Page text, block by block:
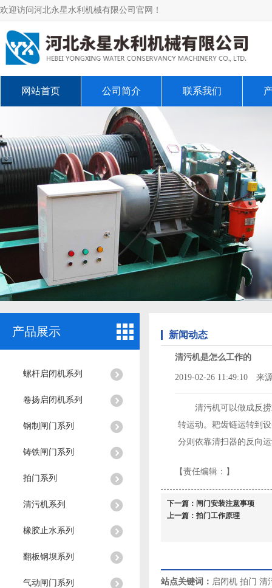
欢迎访问河北永星水利机械有限公司官网！
网站首页 公司简介 联系我们
产品展示
螺杆启闭机系列
卷扬启闭机系列
钢制闸门系列
铸铁闸门系列
拍门系列
清污机系列
橡胶止水系列
翻板钢坝系列
气动闸门系列
新闻动态
清污机是怎么工作的
2019-02-26 11:49:10 来
清污机可以做成反
转运动。耙齿链运转到
分则依靠清扫器的反向
【责任编辑： 】
下一篇： 闸门安装注意事项
上一篇： 拍门工作原理
站点关键词： 启闭机 拍门 清